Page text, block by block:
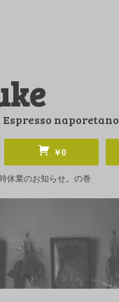
naporetano
￥0
休業のお知らせ。の巻